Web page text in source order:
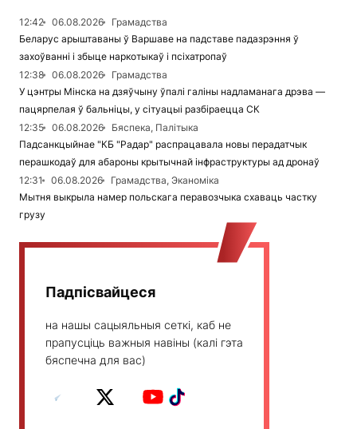
12:42 06.08.2026
Грамадства
Беларус арыштаваны ў Варшаве на падставе падазрэння ў
захоўванні і збыце наркотыкаў і псіхатропаў
12:38
06.08.2026
Грамадства
У цэнтры Мінска на дзяўчыну ўпалі галіны надламанага дрэва —
пацярпелая ў бальніцы, у сітуацыі разбіраецца СК
12:35
06.08.2026
Бяспека, Палітыка
Падсанкцыйнае "КБ "Радар" распрацавала новы перадатчык
перашкодаў для абароны крытычнай інфраструктуры ад дронаў
12:31
06.08.2026
Грамадства, Эканоміка
Мытня выкрыла намер польскага перавозчыка схаваць частку
грузу
Падпісвайцеся
на нашы сацыяльныя сеткі, каб не
прапусціць важныя навіны (калі гэта
бяспечна для вас)